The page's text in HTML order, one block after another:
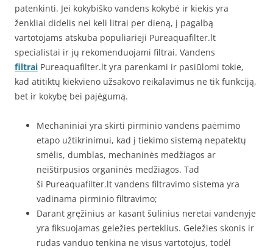
patenkinti. Jei kokybiško vandens kokybė ir kiekis yra
ženkliai didelis nei keli litrai per dieną, į pagalbą
vartotojams atskuba populiarieji Pureaquafilter.lt
specialistai ir jų rekomenduojami filtrai. Vandens
filtrai Pureaquafilter.lt yra parenkami ir pasiūlomi tokie,
kad atitiktų kiekvieno užsakovo reikalavimus ne tik funkciją,
bet ir kokybę bei pajėgumą.
Mechaniniai yra skirti pirminio vandens paėmimo
etapo užtikrinimui, kad į tiekimo sistemą nepatektų
smėlis, dumblas, mechaninės medžiagos ar
neištirpusios organinės medžiagos. Tad
ši Pureaquafilter.lt vandens filtravimo sistema yra
vadinama pirminio filtravimo;
Darant gręžinius ar kasant šulinius neretai vandenyje
yra fiksuojamas geležies perteklius. Geležies skonis ir
rudas vanduo tenkina ne visus vartotojus, todėl